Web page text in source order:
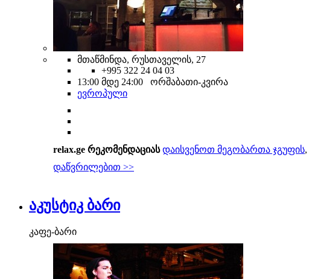
მთაწმინდა, რუსთაველის, 27
+995 322 24 04 03
13:00 მდე 24:00 ორშაბათი-კვირა
ევროპული
relax.ge რეკომენდაციას დაისვენოთ მეგობართა ჯგუფის,
დაწვრილებით >>
აკუსტიკ ბარი
კაფე-ბარი